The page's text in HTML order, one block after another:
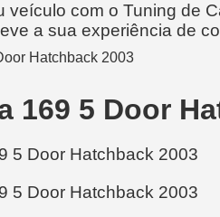
veículo com o Tuning de
a sua experiência de
169 5 Door